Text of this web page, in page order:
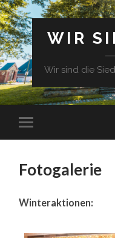
WIR
Wir sind die
Fotogalerie
Winteraktionen: